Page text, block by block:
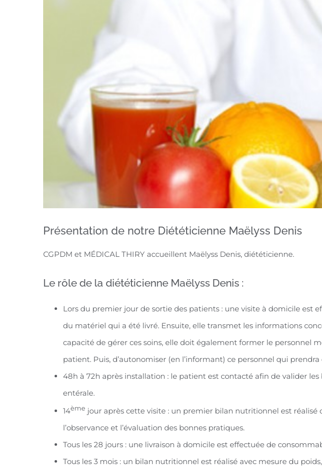
Présentation de notre Diététicienne Maëlyss Denis
CGPDM et MÉDICAL THIRY accueillent Maëlyss Denis, diététicienne.
Le rôle de la diététicienne Maëlyss Denis :
Lors du premier jour de sortie des patients : une visite à domicile est
du matériel qui a été livré. Ensuite, elle transmet les informations
capacité de gérer ces soins, elle doit également former le
patient. Puis, d’autonomiser (en l’informant) ce personnel qui
48h à 72h après installation : le patient est contacté afin de valider
entérale.
14ème jour après cette visite : un premier bilan nutritionnel est réalisé
l’observance et l’évaluation des bonnes pratiques.
Tous les 28 jours : une livraison à domicile est effectuée de
Tous les 3 mois : un bilan nutritionnel est réalisé avec mesure du